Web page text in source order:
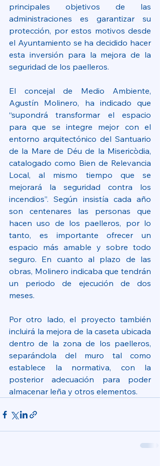
principales objetivos de las
administraciones es garantizar su
protección, por estos motivos desde
el Ayuntamiento se ha decidido hacer
esta inversión para la mejora de la
seguridad de los paelleros.
El concejal de Medio Ambiente,
Agustín Molinero, ha indicado que
“supondrá transformar el espacio
para que se integre mejor con el
entorno arquitectónico del Santuario
de la Mare de Déu de la Misericòdia,
catalogado como Bien de Relevancia
Local, al mismo tiempo que se
mejorará la seguridad contra los
incendios”. Según insistía cada año
son centenares las personas que
hacen uso de los paelleros, por lo
tanto, es importante ofrecer un
espacio más amable y sobre todo
seguro. En cuanto al plazo de las
obras, Molinero indicaba que tendrán
un periodo de ejecución de dos
meses.
Por otro lado, el proyecto también
incluirá la mejora de la caseta ubicada
dentro de la zona de los paelleros,
separándola del muro tal como
establece la normativa, con la
posterior adecuación para poder
almacenar leña y otros elementos.